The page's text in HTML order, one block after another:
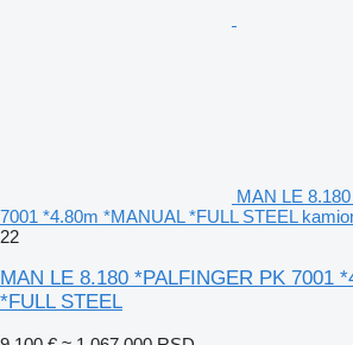
MAN LE
7001 *4.80m *MANUAL *FULL STEEL
22
MAN LE 8.180 *PALFINGER PK 7001
*FULL STEEL